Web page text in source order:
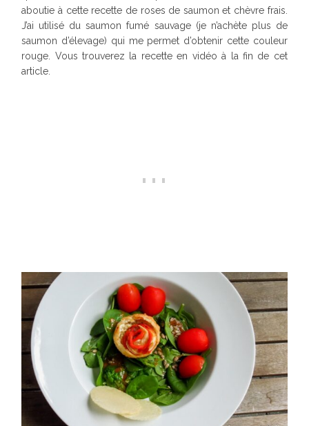
aboutie à cette recette de roses de saumon et chèvre frais.
J’ai utilisé du saumon fumé sauvage (je n’achète plus de
saumon d’élevage) qui me permet d’obtenir cette couleur
rouge. Vous trouverez la recette en vidéo à la fin de cet
article.